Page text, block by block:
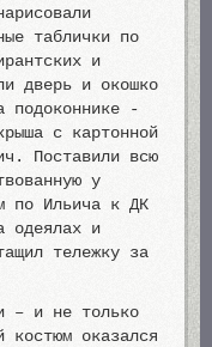
таблички по
и
дверь и окошко
подоконнике -
с картонной
Поставили всю
у
по Ильича к ДК
одеялах и
тележку за
– и не только
костюм оказался